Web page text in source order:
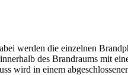
werden die einzelnen
des Brandraums mit
wird in einem